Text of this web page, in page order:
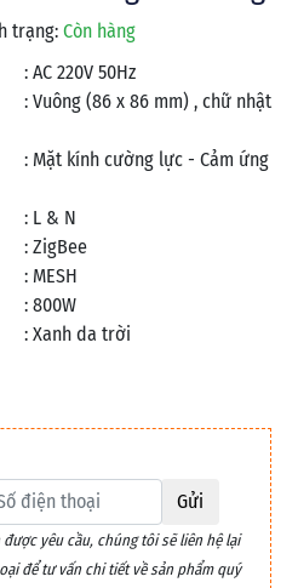
trạng: Còn hàng
: AC 220V 50Hz
: Vuông (86 x 86 mm) , chữ nhật
: Mặt kính cường lực - Cảm ứng
: L & N
: ZigBee
: MESH
: 800W
: Xanh da trời
Gửi
được yêu cầu, chúng tôi sẽ liên hệ lại
để tư vấn chi tiết về sản phẩm quý